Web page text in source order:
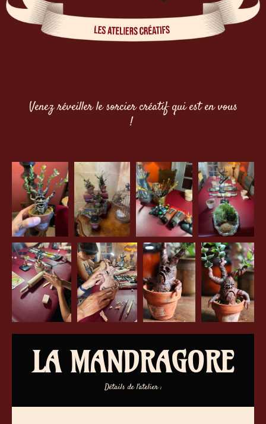
Venez réveiller le sorcier créatif qui est en vous
!
LA MANDRAGORE
Détails de l'atelier :